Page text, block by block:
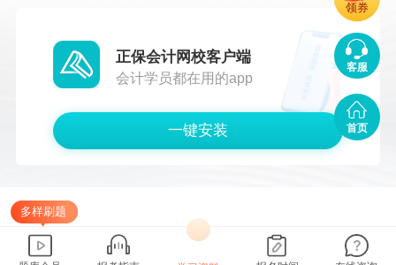
2双手套，每双手套最低纯利润2分钱，50台机器
每小时能为村里产出12元的利润，每月利润8000
余元，年利润将达10万元左右。
按照中河村的规划，这个扶贫车间将逐步投
入运行200台编织机，能解决村里30至40个劳动
家庭和发展种养业。
近3年来，44家期货公司陆续来到大别山
正保会计网校客户端
会计学员都在用的app
一键安装
多样刷题
客服
首页
领券